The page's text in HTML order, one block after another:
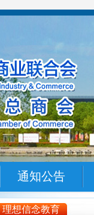
通知公告
理想信念教育